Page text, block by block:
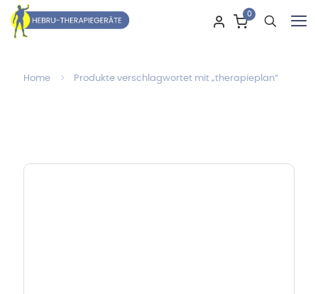
0
Home Produkte verschlagwortet mit „therapieplan“